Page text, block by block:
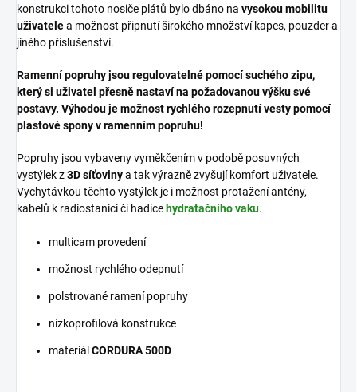
konstrukci tohoto nosiče plátů bylo dbáno na vysokou mobilitu
uživatelea možnost připnutí širokého množství kapes, pouzder a
jiného příslušenství.
Ramenní popruhy jsou regulovatelné pomocí suchého zipu,
který si uživatel přesně nastaví na požadovanou výšku své
postavy. Výhodou je možnost rychlého rozepnutí vesty pomocí
plastové spony v ramenním popruhu!
Popruhy jsou vybaveny vyměkčením v podobě posuvných
vystýlek z3D síťovinya tak výrazně zvyšují komfort uživatele.
Vychytávkou těchto vystýlek je i možnost protažení antény,
kabelů k radiostanici či hadice hydratačního vaku.
multicam provedení
možnost rychlého odepnutí
polstrované ramení popruhy
nízkoprofilová konstrukce
materiál CORDURA 500D